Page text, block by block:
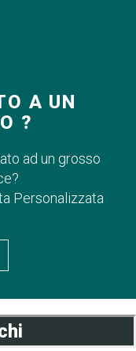
A UN
?
ad un grosso
Personalizzata